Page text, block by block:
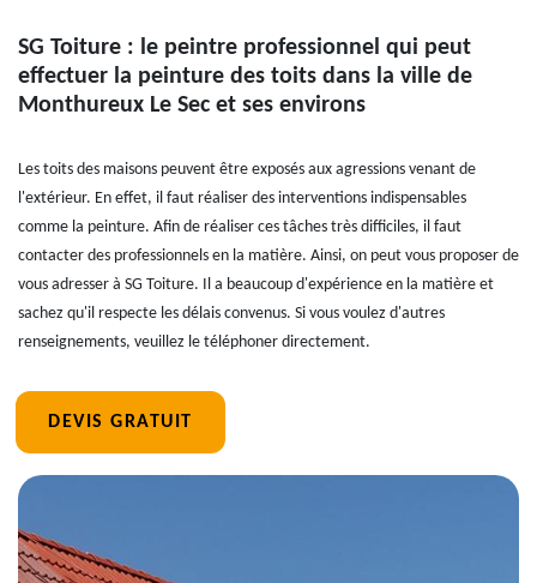
SG Toiture : le peintre professionnel qui peut
effectuer la peinture des toits dans la ville de
Monthureux Le Sec et ses environs
Les toits des maisons peuvent être exposés aux agressions venant de
l'extérieur. En effet, il faut réaliser des interventions indispensables
comme la peinture. Afin de réaliser ces tâches très difficiles, il faut
contacter des professionnels en la matière. Ainsi, on peut vous proposer de
vous adresser à SG Toiture. Il a beaucoup d'expérience en la matière et
sachez qu'il respecte les délais convenus. Si vous voulez d'autres
renseignements, veuillez le téléphoner directement.
DEVIS GRATUIT